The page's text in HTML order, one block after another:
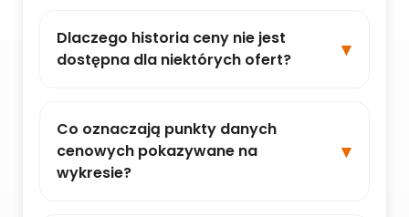
Dlaczego historia ceny nie jest
dostępna dla niektórych ofert?
Co oznaczają punkty danych
cenowych pokazywane na
wykresie?